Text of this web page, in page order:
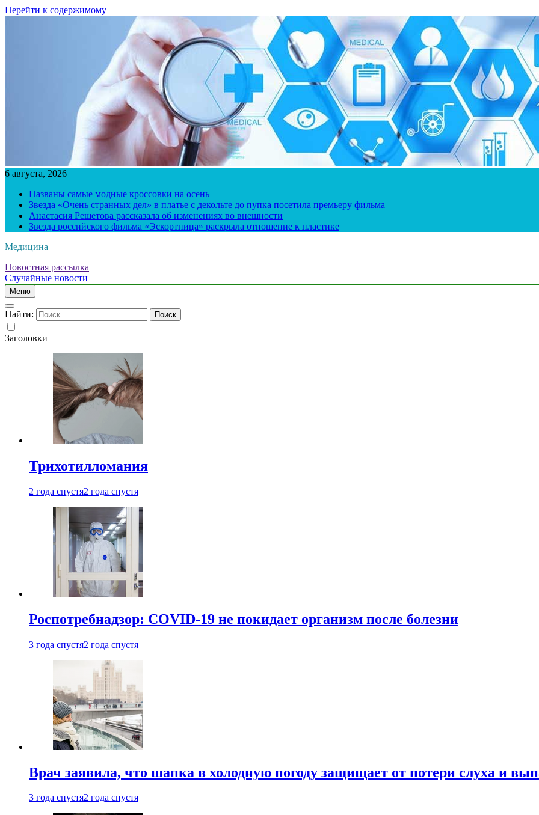
Перейти к содержимому
6 августа, 2026
Названы самые модные кроссовки на осень
Звезда «Очень странных дел» в платье с декольте до пупка посетила премьеру фильма
Анастасия Решетова рассказала об изменениях во внешности
Звезда российского фильма «Эскортница» раскрыла отношение к пластике
Медицина
Новостная рассылка
Случайные новости
Меню
Найти:
Заголовки
Трихотилломания
2 года спустя2 года спустя
Роспотребнадзор: COVID-19 не покидает организм после болезни
3 года спустя2 года спустя
Врач заявила, что шапка в холодную погоду защищает от потери слуха и
3 года спустя2 года спустя